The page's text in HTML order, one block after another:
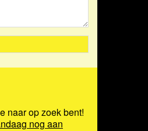
naar op zoek bent!
nog aan